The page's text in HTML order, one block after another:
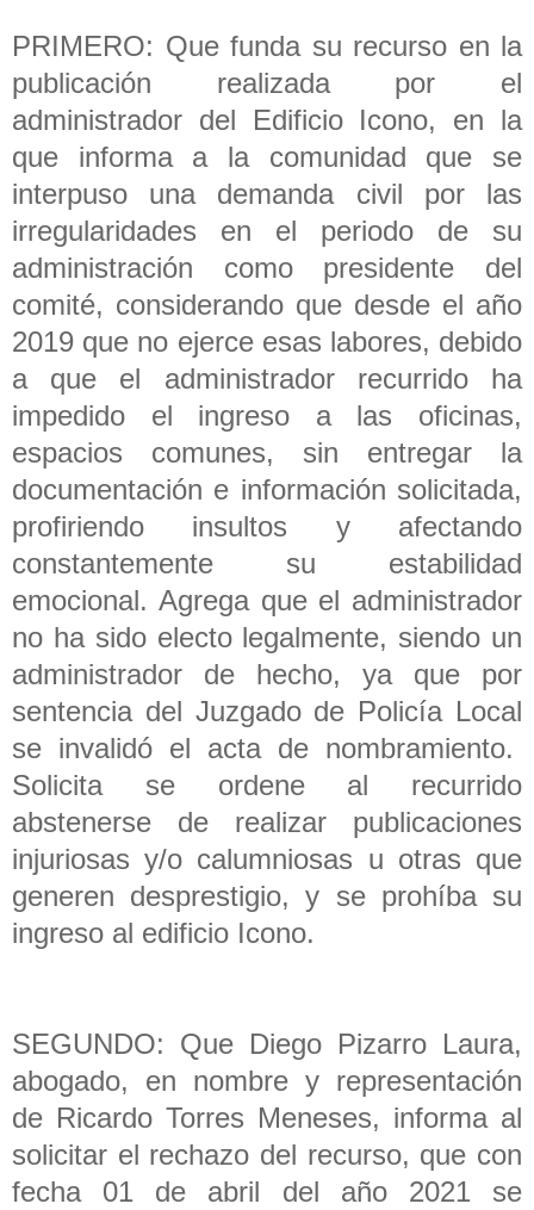
PRIMERO: Que funda su recurso en la
publicación realizada por el
administrador del Edificio Icono, en la
que informa a la comunidad que se
interpuso una demanda civil por las
irregularidades en el periodo de su
administración como presidente del
comité, considerando que desde el año
2019 que no ejerce esas labores, debido
a que el administrador recurrido ha
impedido el ingreso a las oficinas,
espacios comunes, sin entregar la
documentación e información solicitada,
profiriendo insultos y afectando
constantemente su estabilidad
emocional. Agrega que el administrador
no ha sido electo legalmente, siendo un
administrador de hecho, ya que por
sentencia del Juzgado de Policía Local
se invalidó el acta de nombramiento.
Solicita se ordene al recurrido
abstenerse de realizar publicaciones
injuriosas y/o calumniosas u otras que
generen desprestigio, y se prohíba su
ingreso al edificio Icono.
SEGUNDO: Que Diego Pizarro Laura,
abogado, en nombre y representación
de Ricardo Torres Meneses, informa al
solicitar el rechazo del recurso, que con
fecha 01 de abril del año 2021 se